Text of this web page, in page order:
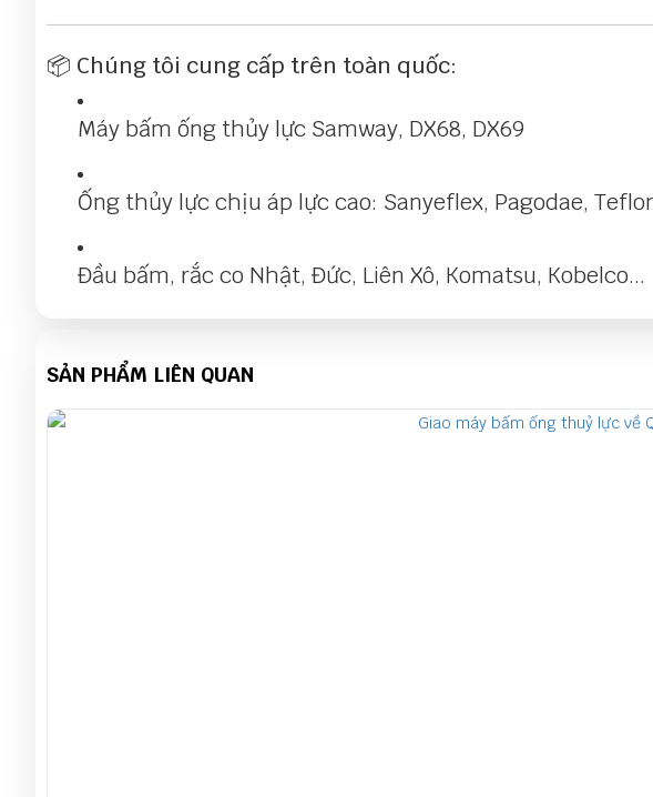
📦 Chúng tôi cung cấp trên toàn quốc:
Máy bấm ống thủy lực Samway, DX68, DX69
Ống thủy lực chịu áp lực cao: Sanyeflex, Pagodae,
Đầu bấm, rắc co Nhật, Đức, Liên Xô, Komatsu, Kobelco...
SẢN PHẨM LIÊN QUAN